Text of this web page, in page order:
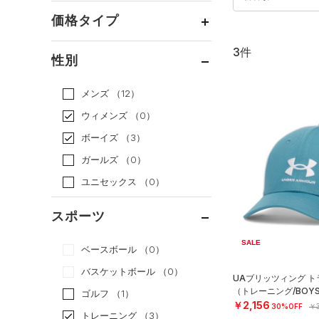
価格タイプ
性別
メンズ
（12）
ウィメンズ
（0）
ボーイズ
（3）
ガールズ
（0）
ユニセックス
（0）
スポーツ
ベースボール
（0）
バスケットボール
（0）
ゴルフ
（1）
トレーニング
（3）
3件
SALE
UAブリッツィング
（トレーニング/
￥2,156 30%OFF ￥